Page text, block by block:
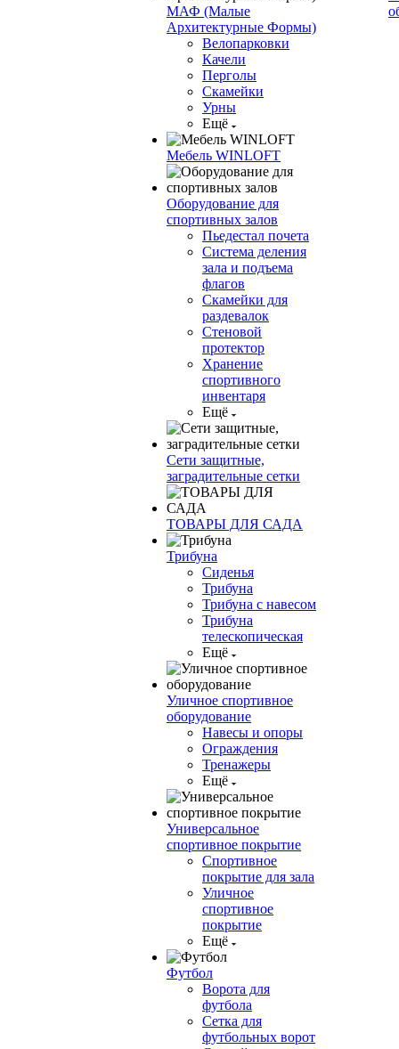
МАФ (Малые
Архитектурные Формы)
Велопарковки
Качели
Перголы
Скамейки
Урны
Ещё
Мебель WINLOFT
Оборудование для
спортивных залов
Пьедестал почета
Система деления
зала и подъема
флагов
Скамейки для
раздевалок
Стеновой
протектор
Хранение
спортивного
инвентаря
Ещё
Сети защитные,
заградительные сетки
ТОВАРЫ ДЛЯ САДА
Трибуна
Сиденья
Трибуна
Трибуна с навесом
Трибуна
телескопическая
Ещё
Уличное спортивное
оборудование
Навесы и опоры
Ограждения
Тренажеры
Ещё
Универсальное
спортивное покрытие
Спортивное
покрытие для зала
Уличное
спортивное
покрытие
Ещё
Футбол
Ворота для
футбола
Сетка для
футбольных ворот